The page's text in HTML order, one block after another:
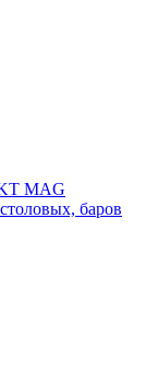
MAG
баров